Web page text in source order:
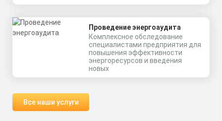
Проведение энергоаудита
Комплексное обследование
специалистами предприятия для
повышения эффективности
энергоресурсов и введения
новых
Все наши услуги